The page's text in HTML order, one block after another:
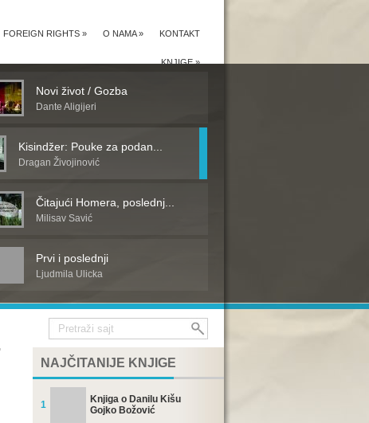
KONTAKT
O NAMA»
FOREIGN RIGHTS »
KNJIGE»
Novi život / Gozba
Dante Aligijeri
Kisindžer: Pouke za podan...
Dragan Živojinović
Čitajući Homera, poslednj...
Milisav Savić
Prvi i poslednji
Ljudmila Ulicka
NAJČITANIJE KNJIGE
1
Knjiga o Danilu Kišu
Gojko Božović